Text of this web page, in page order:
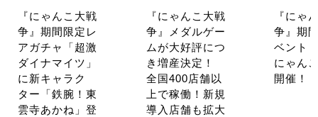
『にゃんこ大戦
争』期間限定レ
アガチャ「超激
ダイナマイツ」
に新キャラク
ター「鉄腕！東
雲寺あかね」登
『にゃんこ大戦
争』メダルゲー
ムが大好評につ
き増産決定！
全国400店舗以
上で稼働！新規
導入店舗も拡大
『にゃ
争』期
ベント
にゃん
開催！